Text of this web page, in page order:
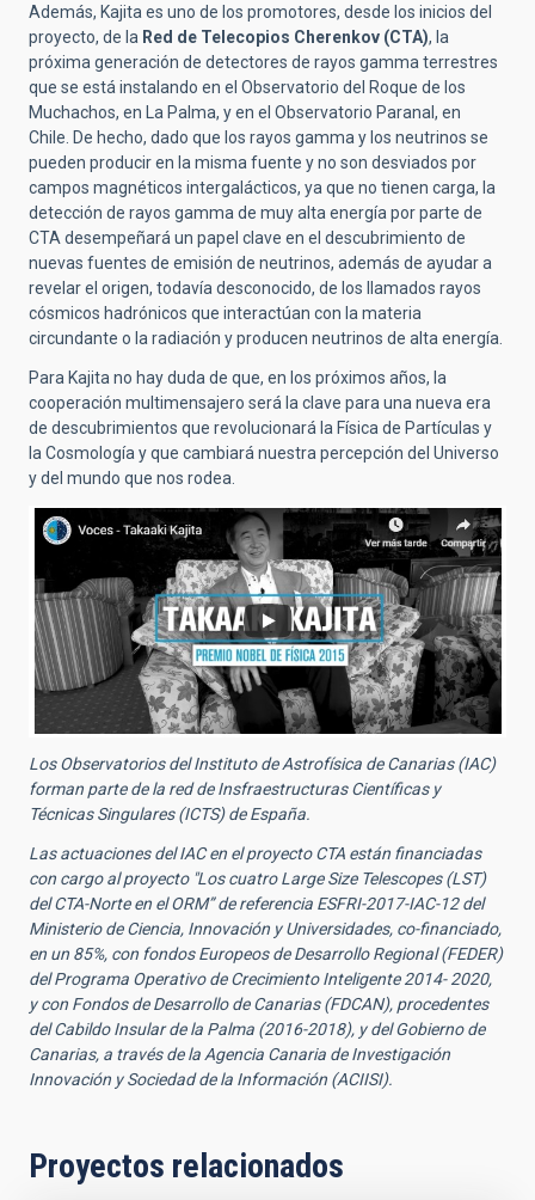
Además, Kajita es uno de los promotores, desde los inicios del
proyecto, de la Red de Telecopios Cherenkov (CTA), la
próxima generación de detectores de rayos gamma terrestres
que se está instalando en el Observatorio del Roque de los
Muchachos, en La Palma, y en el Observatorio Paranal, en
Chile. De hecho, dado que los rayos gamma y los neutrinos se
pueden producir en la misma fuente y no son desviados por
campos magnéticos intergalácticos, ya que no tienen carga, la
detección de rayos gamma de muy alta energía por parte de
CTA desempeñará un papel clave en el descubrimiento de
nuevas fuentes de emisión de neutrinos, además de ayudar a
revelar el origen, todavía desconocido, de los llamados rayos
cósmicos hadrónicos que interactúan con la materia
circundante o la radiación y producen neutrinos de alta energía.
Para Kajita no hay duda de que, en los próximos años, la
cooperación multimensajero será la clave para una nueva era
de descubrimientos que revolucionará la Física de Partículas y
la Cosmología y que cambiará nuestra percepción del Universo
y del mundo que nos rodea.
Los Observatorios del Instituto de Astrofísica de Canarias (IAC)
forman parte de la red de Insfraestructuras Científicas y
Técnicas Singulares (ICTS) de España.
Las actuaciones del IAC en el proyecto CTA están financiadas
con cargo al proyecto "Los cuatro Large Size Telescopes (LST)
del CTA-Norte en el ORM” de referencia ESFRI-2017-IAC-12 del
Ministerio de Ciencia, Innovación y Universidades, co-financiado,
en un 85%, con fondos Europeos de Desarrollo Regional (FEDER)
del Programa Operativo de Crecimiento Inteligente 2014- 2020,
y con Fondos de Desarrollo de Canarias (FDCAN), procedentes
del Cabildo Insular de la Palma (2016-2018), y del Gobierno de
Canarias, a través de la Agencia Canaria de Investigación
Innovación y Sociedad de la Información (ACIISI).
Proyectos relacionados